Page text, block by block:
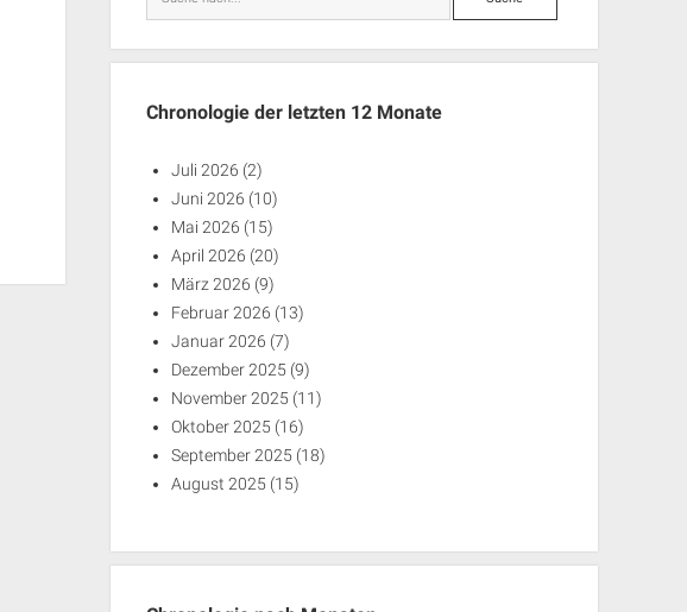
Chronologie der letzten 12 Monate
Juli 2026 (2)
Juni 2026 (10)
Mai 2026 (15)
April 2026 (20)
März 2026 (9)
Februar 2026 (13)
Januar 2026 (7)
Dezember 2025 (9)
November 2025 (11)
Oktober 2025 (16)
September 2025 (18)
August 2025 (15)